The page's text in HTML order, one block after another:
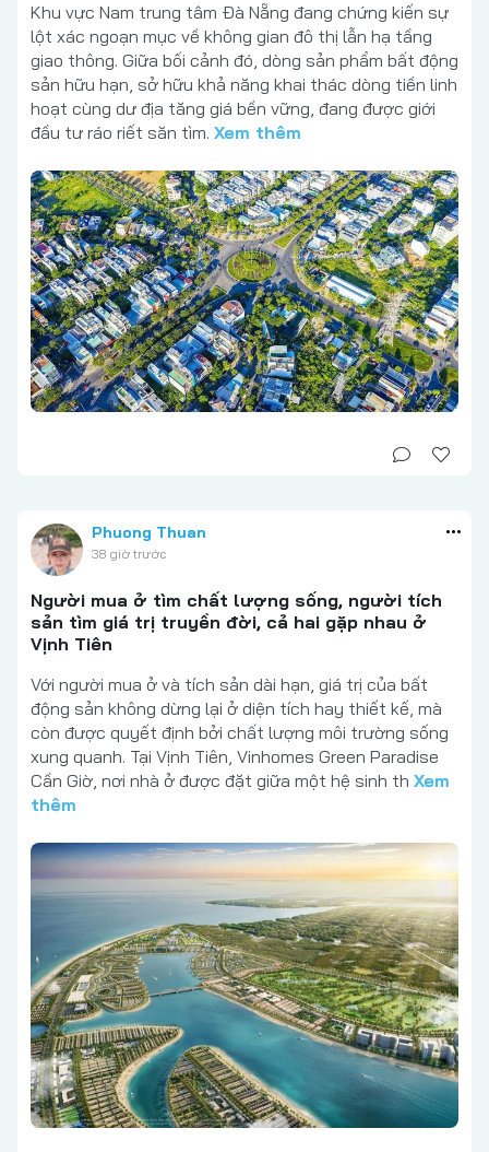
Khu vực Nam trung tâm Đà Nẵng đang chứng kiến sự
lột xác ngoạn mục về không gian đô thị lẫn hạ tầng
giao thông. Giữa bối cảnh đó, dòng sản phẩm bất động
sản hữu hạn, sở hữu khả năng khai thác dòng tiền linh
hoạt cùng dư địa tăng giá bền vững, đang được giới
đầu tư ráo riết săn tìm. Xem thêm
Phuong Thuan
38 giờ trước
Người mua ở tìm chất lượng sống, người tích
sản tìm giá trị truyền đời, cả hai gặp nhau ở
Vịnh Tiên
Với người mua ở và tích sản dài hạn, giá trị của bất
động sản không dừng lại ở diện tích hay thiết kế, mà
còn được quyết định bởi chất lượng môi trường sống
xung quanh. Tại Vịnh Tiên, Vinhomes Green Paradise
Cần Giờ, nơi nhà ở được đặt giữa một hệ sinh th Xem
thêm